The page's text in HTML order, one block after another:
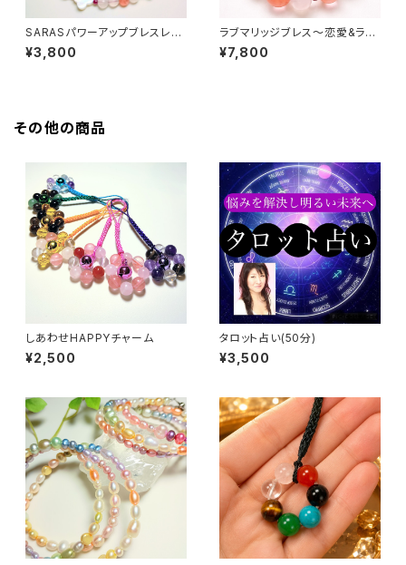
SARASパワーアップブレスレッ
ト
¥3,800
ラブマリッジブレス〜恋愛&ラブ
運アップ〜
¥7,800
その他の商品
しあわせHAPPYチャーム
¥2,500
タロット占い(50分)
¥3,500